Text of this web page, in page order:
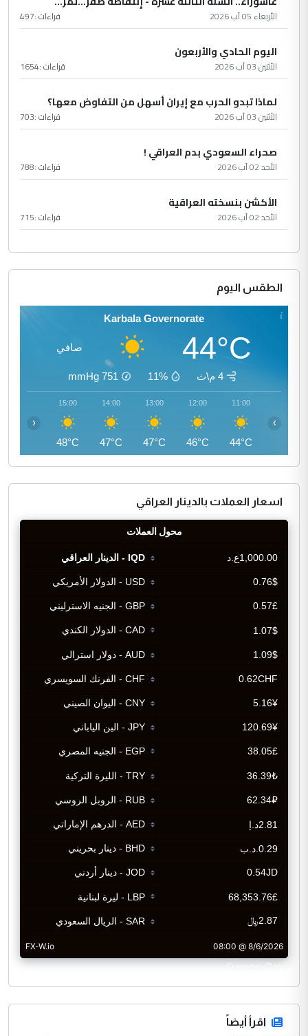
الأربعاء 05 آب 2026 قراءات :497
اليوم الحادي والأربعون
الأثنين 03 آب 2026 قراءات :1654
لماذا تبدو الحرب مع إيران أسهل من التفاوض معها؟
الأثنين 03 آب 2026 قراءات :703
صحراء السعودي بدم العراقي !
الأحد 02 آب 2026 قراءات :788
الأكشن بنسخته العراقية
الأحد 02 آب 2026 قراءات :715
الطقس اليوم
Karbala Governorate
44°C صافي
4 م\ث 11%
751
mmHg
11:00
44°C
12:00
46°C
13:00
47°C
14:00
47°C
15:00
48°C
‹ ›
اسعار العملات بالدينار العراقي
CurrencyRate
اقرأ أيضاً